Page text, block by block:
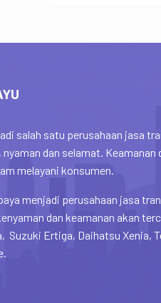
salah satu perusahaan jasa
dan selamat. Keamanan
melayani konsumen.
menjadi perusahaan jasa
dan keamanan akan
Suzuki Ertiga, Daihatsu Xenia,